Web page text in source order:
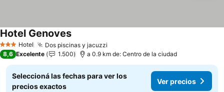
3 Estrellas
Hotel Dos piscinas y jacuzzi
Hotel Genoves
8,6 Excelente 1.500 a 0.9 km de: Centro de la ciudad
Seleccioná las fechas para ver los
precios exactos
Ver precios